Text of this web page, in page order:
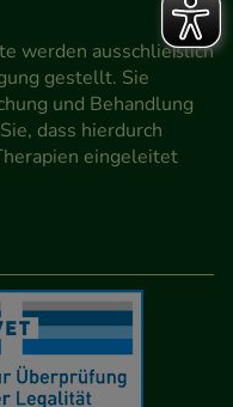
werden ausschließlich
gestellt. Sie
und Behandlung
dass hierdurch
eingeleitet